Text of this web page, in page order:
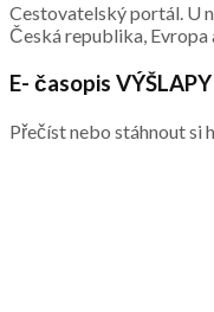
Cestovatelský portál. U
Česká republika, Evropa
E- časopis VÝŠLAPY
Přečíst nebo stáhnout si